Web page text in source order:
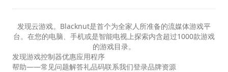
发现云游戏。Blacknut是首个为全家人所准备的流媒体游戏平
台。在您的电脑、手机或是智能电视上探索内含超过1000款游戏
的游戏目录。
发现游戏控制器优惠应用程序
帮助——常见问题解答礼品码联系我们登录品牌资源